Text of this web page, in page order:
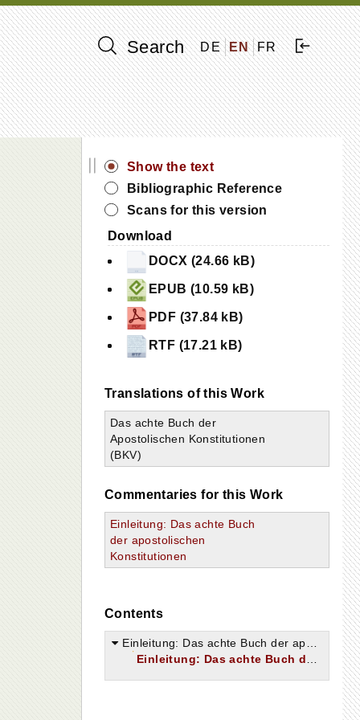
Search DE EN FR
||
Show the text
Bibliographic Reference
Scans for this version
Download
DOCX (24.66 kB)
EPUB (10.59 kB)
PDF (37.84 kB)
RTF (17.21 kB)
Translations of this Work
Das achte Buch der
Apostolischen Konstitutionen
(BKV)
Commentaries for this Work
Einleitung: Das achte Buch
der apostolischen
Konstitutionen
Contents
Einleitung: Das achte Buch der apostolischen Konstitutionen